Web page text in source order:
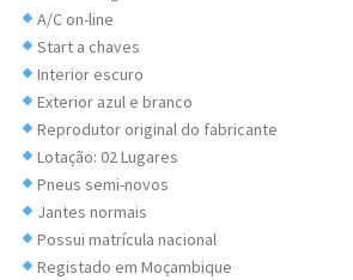
A/C on-line
Start a chaves
Interior escuro
Exterior azul e branco
Reprodutor original do fabricante
Lotação: 02 Lugares
Pneus semi-novos
Jantes normais
Possui matrícula nacional
Registado em Moçambique